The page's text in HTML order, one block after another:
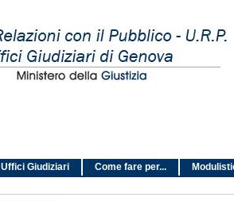
Uffici Giudiziari Come fare per...